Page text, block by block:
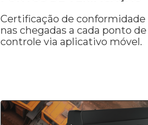
Certificação de conformidade
nas chegadas a cada ponto de
controle via aplicativo móvel.